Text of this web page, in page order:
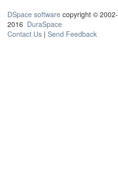
DSpace software copyright © 2002-
2016 DuraSpace
Contact Us | Send Feedback